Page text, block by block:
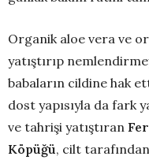
Organik aloe vera ve
yatıştırıp
babaların cildine hak
dost yapısıyla da fark
ve tahrişi yatıştıran
Köpüğü, cilt